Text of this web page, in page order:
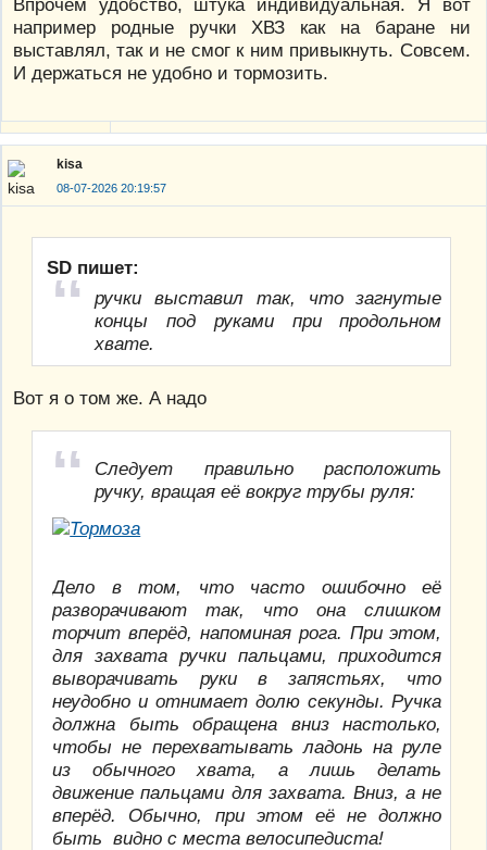
Впрочем удобство, штука индивидуальная. Я вот
например родные ручки ХВЗ как на баране ни
выставлял, так и не смог к ним привыкнуть. Совсем.
И держаться не удобно и тормозить.
kisa
08-07-2026 20:19:57
SD пишет:
ручки выставил так, что загнутые
концы под руками при продольном
хвате.
Вот я о том же. А надо
Следует правильно расположить
ручку, вращая её вокруг трубы руля:
Дело в том, что часто ошибочно её
разворачивают так, что она слишком
торчит вперёд, напоминая рога. При этом,
для захвата ручки пальцами, приходится
выворачивать руки в запястьях, что
неудобно и отнимает долю секунды. Ручка
должна быть обращена вниз настолько,
чтобы не перехватывать ладонь на руле
из обычного хвата, а лишь делать
движение пальцами для захвата. Вниз, а не
вперёд. Обычно, при этом её не должно
быть видно с места велосипедиста!